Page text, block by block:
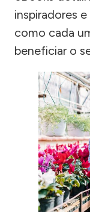
inspiradores
como cada
beneficiar o